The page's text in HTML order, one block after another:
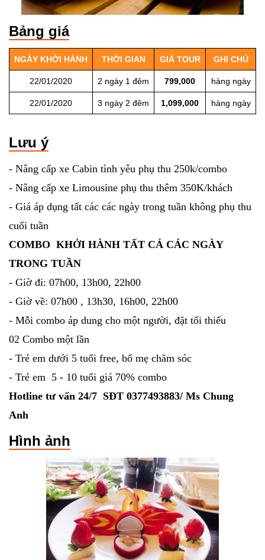
Bảng giá
NGÀY KHỞI HÀNH THỜI GIAN GIÁ TOUR GHI CHÚ
22/01/2020 2 ngày 1 đêm 799,000 hàng ngày
22/01/2020 3 ngày 2 đêm 1,099,000 hàng ngày
Lưu ý
- Nâng cấp xe Cabin tình yêu phụ thu 250k/combo
- Nâng cấp xe Limousine phụ thu thêm 350K/khách
- Giá áp dụng tất các các ngày trong tuần không phụ thu
cuối tuần
COMBO KHỞI HÀNH TẤT CẢ CÁC NGÀY
TRONG TUẦN
- Giờ đi: 07h00, 13h00, 22h00
- Giờ về: 07h00 , 13h30, 16h00, 22h00
- Mỗi combo áp dung cho một người, đặt tối thiểu
02 Combo một lần
- Trẻ em dưới 5 tuổi free, bố mẹ chăm sóc
- Trẻ em 5 - 10 tuổi giá 70% combo
Hotline tư vấn 24/7 SĐT 0377493883/ Ms Chung
Anh
Hình ảnh